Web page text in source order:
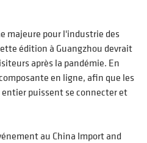
majeure pour l'industrie des
édition à Guangzhou devrait
après la pandémie. En
en ligne, afin que les
puissent se connecter et
au China Import and